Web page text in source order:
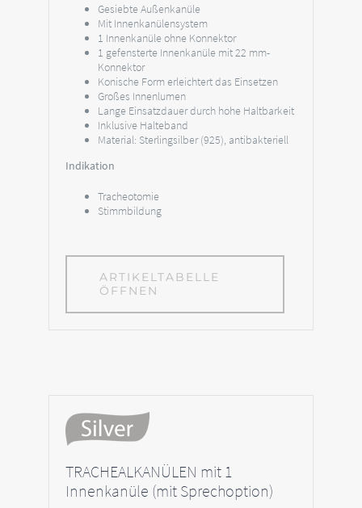
Gesiebte Außenkanüle
Mit Innenkanülensystem
1 Innenkanüle ohne Konnektor
1 gefensterte Innenkanüle mit 22 mm-
Konnektor
Konische Form erleichtert das Einsetzen
Großes Innenlumen
Lange Einsatzdauer durch hohe Haltbarkeit
Inklusive Halteband
Material: Sterlingsilber (925), antibakteriell
Indikation
Tracheotomie
Stimmbildung
ARTIKELTABELLE
ÖFFNEN
TRACHEALKANÜLEN mit 1
Innenkanüle (mit Sprechoption)